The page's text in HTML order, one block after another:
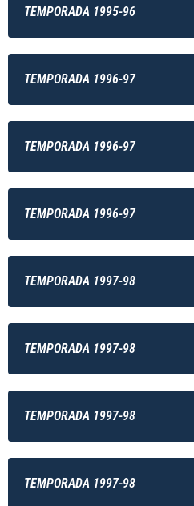
TEMPORADA 1995-96
TEMPORADA 1996-97
TEMPORADA 1996-97
TEMPORADA 1996-97
TEMPORADA 1997-98
TEMPORADA 1997-98
TEMPORADA 1997-98
TEMPORADA 1997-98